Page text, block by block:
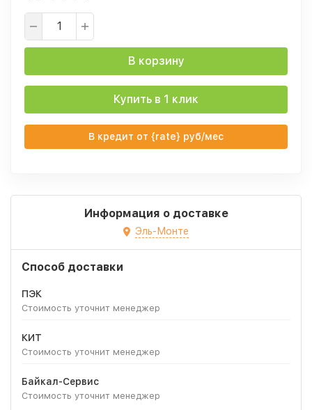
В корзину
Купить в 1 клик
В кредит от {rate} руб/мес
Информация о доставке
Эль-Монте
Способ доставки
ПЭК
Стоимость уточнит менеджер
КИТ
Стоимость уточнит менеджер
Байкал-Сервис
Стоимость уточнит менеджер